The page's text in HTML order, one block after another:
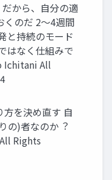
から、⾃分の適
くのだ 2〜4週間
と持続のモード
はなく仕組みで
Ichitani All
⽅を決め直す ⾃
の)者なのか︖
Rights